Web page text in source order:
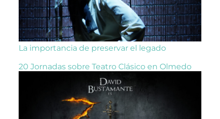
La importancia de preservar el legado
20 Jornadas sobre Teatro Clásico en Olmedo